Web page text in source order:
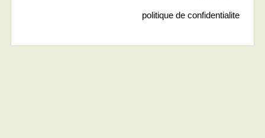
politique de confidentialite